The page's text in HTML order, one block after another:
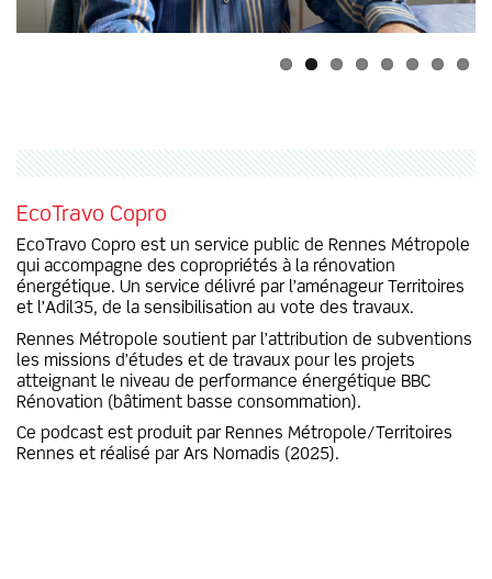
1 2 3 4 5 6 7 8
EcoTravo Copro
EcoTravo Copro est un service public de Rennes Métropole
qui accompagne des copropriétés à la rénovation
énergétique. Un service délivré par l’aménageur Territoires
et l’Adil35, de la sensibilisation au vote des travaux.
Rennes Métropole soutient par l’attribution de subventions
les missions d’études et de travaux pour les projets
atteignant le niveau de performance énergétique BBC
Rénovation (bâtiment basse consommation).
Ce podcast est produit par Rennes Métropole/Territoires
Rennes et réalisé par Ars Nomadis (2025).